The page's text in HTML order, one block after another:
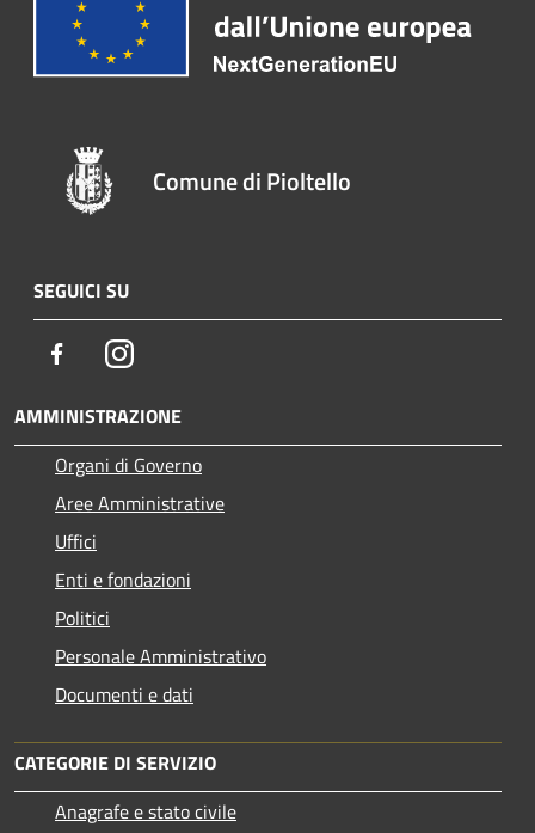
Comune di Pioltello
SEGUICI SU
FacebookInstagram
AMMINISTRAZIONE
Organi di Governo
Aree Amministrative
Uffici
Enti e fondazioni
Politici
Personale Amministrativo
Documenti e dati
CATEGORIE DI SERVIZIO
Anagrafe e stato civile